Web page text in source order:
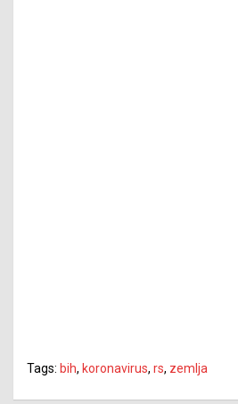
Tags: bih, koronavirus, rs, zemlja